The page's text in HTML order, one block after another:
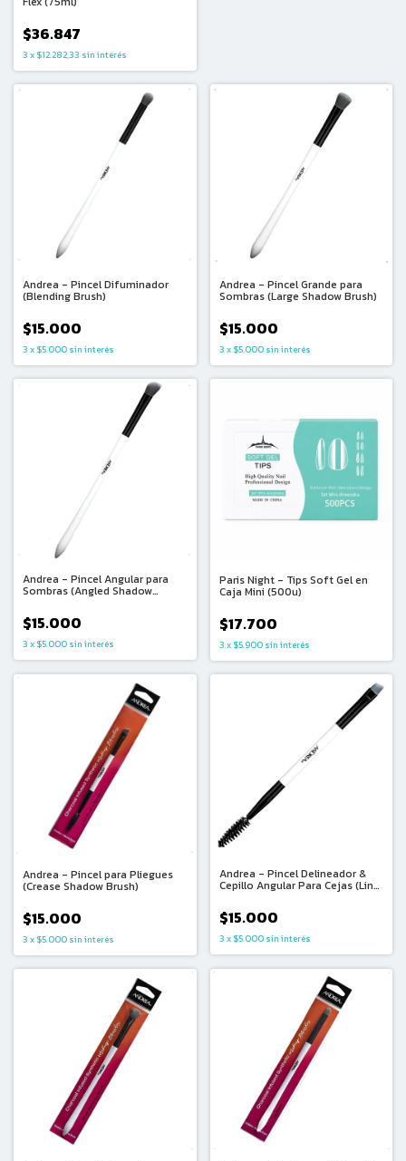
$36.847
3 x $12.282,33 sin interés
Andrea - Pincel Difuminador
(Blending Brush)
$15.000
3 x $5.000 sin interés
Andrea - Pincel Grande para
Sombras (Large Shadow Brush)
$15.000
3 x $5.000 sin interés
Andrea - Pincel Angular para
Sombras (Angled Shadow
$15.000
3 x $5.000 sin interés
Paris Night - Tips Soft Gel en
Caja Mini (500u)
$17.700
3 x $5.900 sin interés
Andrea - Pincel para Pliegues
(Crease Shadow Brush)
$15.000
3 x $5.000 sin interés
Andrea - Pincel Delineador &
Cepillo Angular Para Cejas (Liner
$15.000
3 x $5.000 sin interés